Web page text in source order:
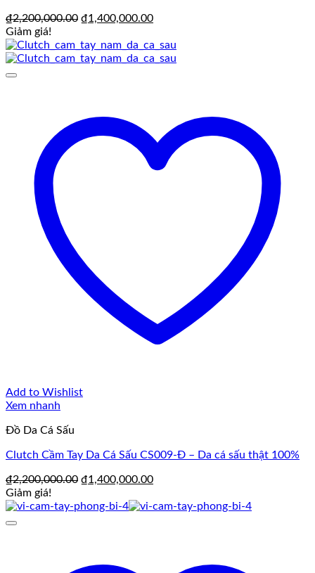
₫2,200,000.00 Giá
là:
₫2,200,000.00.
₫1,400,000.00Giá
tại
là:
Giảm giá!
Add to Wishlist
Xem nhanh
Đồ Da Cá Sấu
Clutch Cầm Tay Da Cá Sấu CS009-Đ – Da cá sấu thật 100%
₫2,200,000.00 Giá
là:
₫1,400,000.00Giá
tại
Giảm giá!